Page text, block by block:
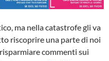
ma nella catastrofe gli va
riscoprire una parte di noi
commenti sui